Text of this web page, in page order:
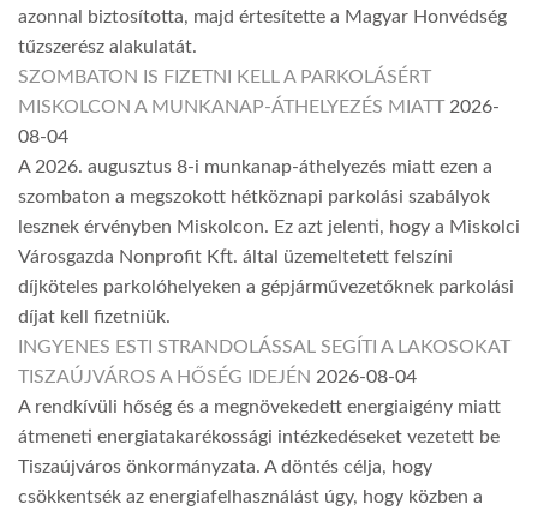
azonnal biztosította, majd értesítette a Magyar Honvédség
tűzszerész alakulatát.
SZOMBATON IS FIZETNI KELL A PARKOLÁSÉRT
MISKOLCON A MUNKANAP-ÁTHELYEZÉS MIATT 2026-
08-04
A 2026. augusztus 8-i munkanap-áthelyezés miatt ezen a
szombaton a megszokott hétköznapi parkolási szabályok
lesznek érvényben Miskolcon. Ez azt jelenti, hogy a Miskolci
Városgazda Nonprofit Kft. által üzemeltetett felszíni
díjköteles parkolóhelyeken a gépjárművezetőknek parkolási
díjat kell fizetniük.
INGYENES ESTI STRANDOLÁSSAL SEGÍTI A LAKOSOKAT
TISZAÚJVÁROS A HŐSÉG IDEJÉN 2026-08-04
A rendkívüli hőség és a megnövekedett energiaigény miatt
átmeneti energiatakarékossági intézkedéseket vezetett be
Tiszaújváros önkormányzata. A döntés célja, hogy
csökkentsék az energiafelhasználást úgy, hogy közben a